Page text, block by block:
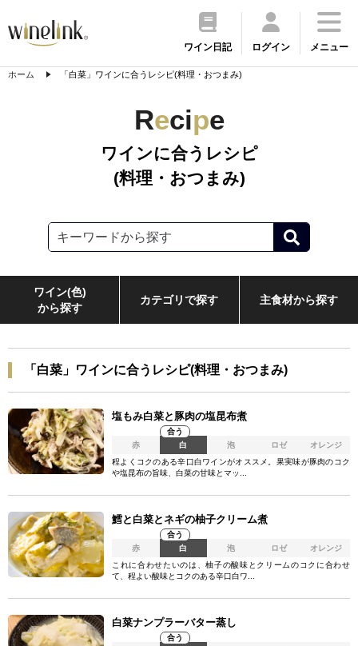
ワイン日記 ログイン メニュー
ホーム 「白菜」ワインに合うレシピ(料理・おつまみ)
Recipe
ワインに合うレシピ
(料理・おつまみ)
ワイン(色)
から探す
カテゴリで探す 主食材から探す
「白菜」ワインに合うレシピ(料理・おつまみ)
塩もみ白菜と豚肉の塩昆布煮
赤
合う
白
泡 ロゼ
オレンジ
程よくコクのある辛口白ワインがオススメ。果実味が豚肉のコク
や塩昆布の旨味、白菜の甘味とマッ...
鱈と白菜とネギの柚子クリーム煮
赤
合う
白
泡 ロゼ
オレンジ
これに合わせたいのは、柚子の酸味とクリームのコクに合わせ
て、程よい酸味とコクのある辛口白ワ...
白菜ナンプラーバター蒸し
合う